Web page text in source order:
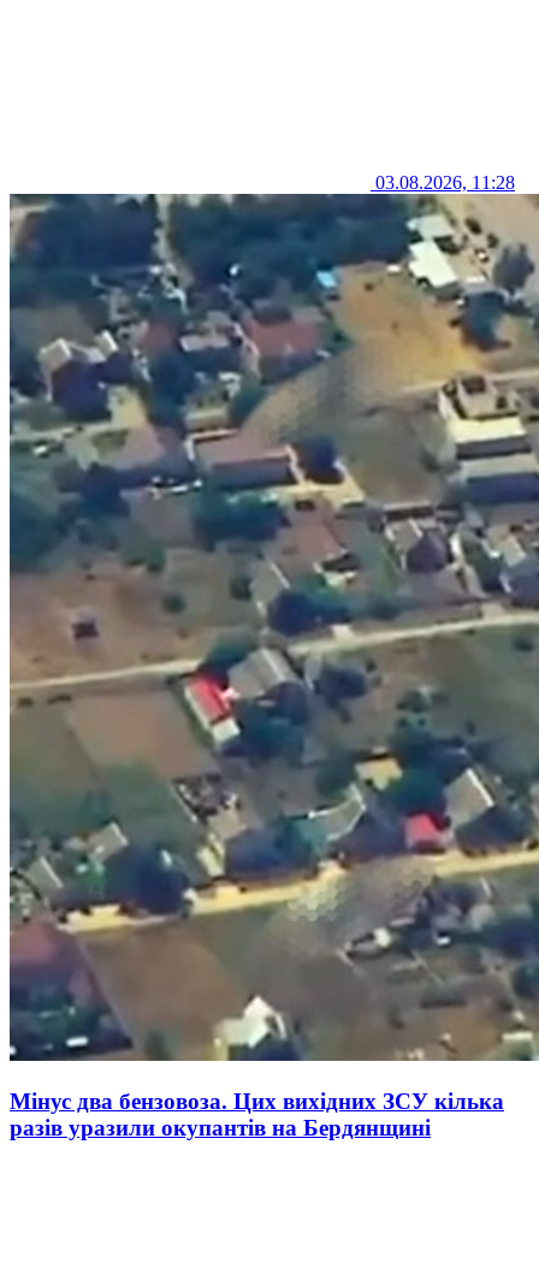
03.08.2026, 11:28
Мінус два бензовоза. Цих вихідних ЗСУ кілька
разів уразили окупантів на Бердянщині